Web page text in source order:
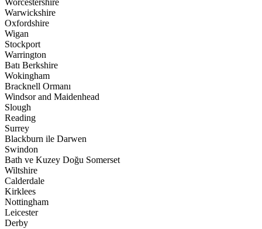
Worcestershire
Warwickshire
Oxfordshire
Wigan
Stockport
Warrington
Batı Berkshire
Wokingham
Bracknell Ormanı
Windsor and Maidenhead
Slough
Reading
Surrey
Blackburn ile Darwen
Swindon
Bath ve Kuzey Doğu Somerset
Wiltshire
Calderdale
Kirklees
Nottingham
Leicester
Derby